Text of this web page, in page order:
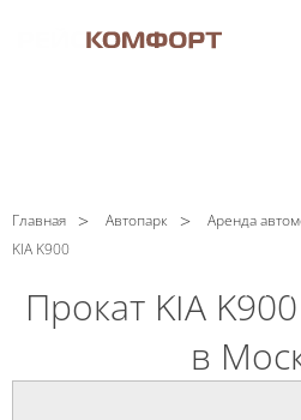
Мы работаем
Главная Автопарк
Аренда
KIA K900
Прокат KIA
в
Политикой